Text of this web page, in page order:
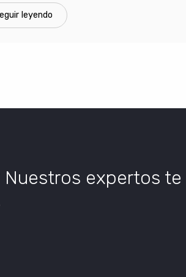
leyendo
Nuestros expertos